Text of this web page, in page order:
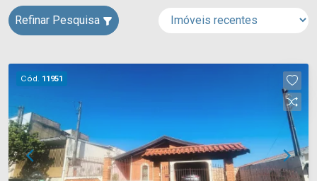
Refinar Pesquisa
Cód. 11951